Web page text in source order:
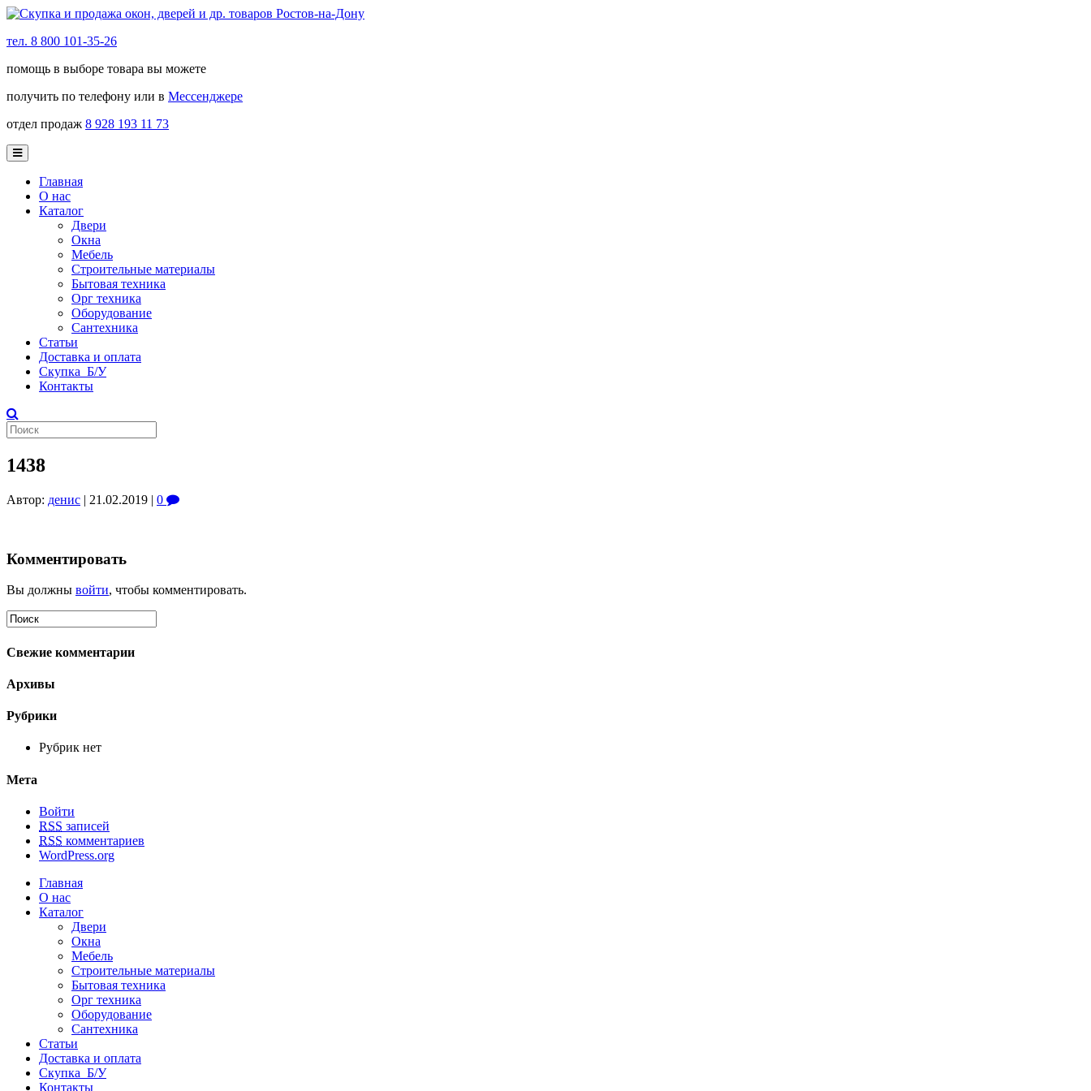
тел. 8 800 101-35-26
помощь в выборе товара вы можете
получить по телефону или в Мессенджере
отдел продаж 8 928 193 11 73
Главная
О нас
Каталог
Двери
Окна
Мебель
Строительные материалы
Бытовая техника
Орг техника
Оборудование
Сантехника
Статьи
Доставка и оплата
Скупка Б/У
Контакты
1438
Автор: денис | 21.02.2019 | 0
Комментировать
Вы должны войти, чтобы комментировать.
Свежие комментарии
Архивы
Рубрики
Рубрик нет
Мета
Войти
RSS записей
RSS комментариев
WordPress.org
Главная
О нас
Каталог
Двери
Окна
Мебель
Строительные материалы
Бытовая техника
Орг техника
Оборудование
Сантехника
Статьи
Доставка и оплата
Скупка Б/У
Контакты